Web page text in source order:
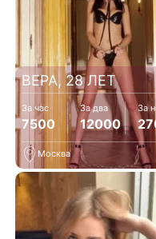
ВЕРА, 28 ЛЕТ
За час
7500
За два
12000
За
Москва